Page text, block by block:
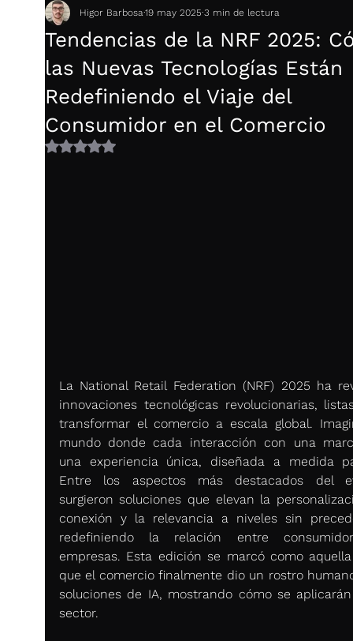
Tendencias de la NRF 2025:
las Nuevas Tecnologías Están
Redefiniendo el Viaje del
Consumidor en el Comercio
Higor Barbosa19 may 2025 3 min de lectura
Obtuvo NaN de 5 estrellas.
La National Retail Federation (NRF) 2025 ha
innovaciones tecnológicas revolucionarias,
transformar el comercio a escala global.
mundo donde cada interacción con una
una experiencia única, diseñada a medida
Entre los aspectos más destacados del
surgieron soluciones que elevan la
conexión y la relevancia a niveles sin
redefiniendo la relación entre
empresas. Esta edición se marcó como
que el comercio finalmente dio un rostro
soluciones de IA, mostrando cómo se
sector.